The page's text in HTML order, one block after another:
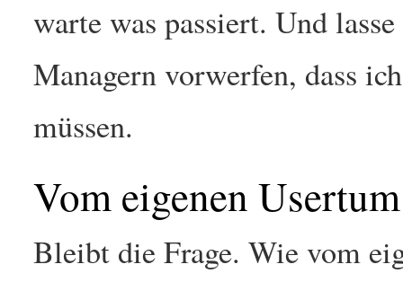
warte was passiert. Und
Managern vorwerfen, dass
müssen.
Vom eigenen
Bleibt die Frage. Wie vom